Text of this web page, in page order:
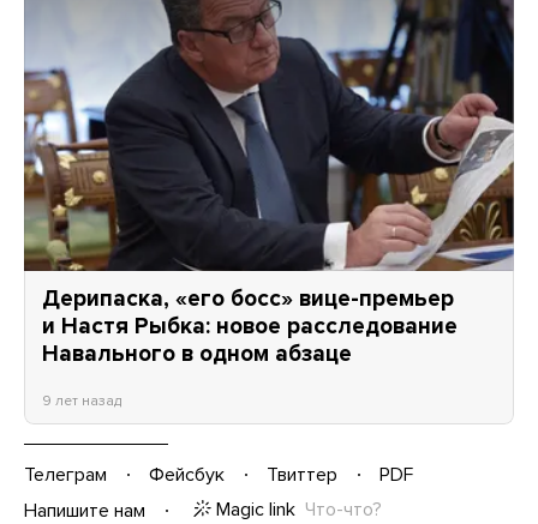
Дерипаска, «его босс» вице-премьер
и Настя Рыбка: новое расследование
Навального в одном абзаце
9 лет назад
Телеграм Фейсбук Твиттер
PDF
Напишите нам
Magic link Что-что?